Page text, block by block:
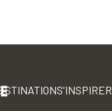
S'INSPIRER